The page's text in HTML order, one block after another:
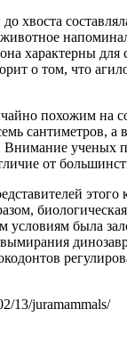
хвоста
характерны
о том, что
похожим на
сантиметров,
ученых
от
этого
условиям была
13/juramammals/